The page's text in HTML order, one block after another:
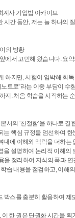
계사 기업법 아카이브
시간 동안, 저는 늘 하나의
이의 방황
에서 고민해 왔습니다. 요
하지만, 시험이 임박해 회
트로”라는 이중 부담이
지. 처음 학습을 시작하는
서의 ‘친절함’을 하나로
는 핵심 규정을 엄선하여
대에 이해와 맥락을 더하는
을 설명하여 논리적 이해의
을 정리하여 지식의 폭과
습 내용을 점검하고, 이해
박스를 충분히 활용하여
한 권은 단권화 시간을